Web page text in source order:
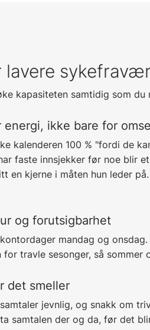
lavere
kapasiteten samtidig som
energi, ikke bare for
kalenderen 100 % "fordi de
faste innsjekker før noe blir
en kjerne i måten hun leder
og forutsigbarhet
mandag og
for travle sesonger, så
det smeller
jevnlig, og snakk om
samtalen der og da, før det